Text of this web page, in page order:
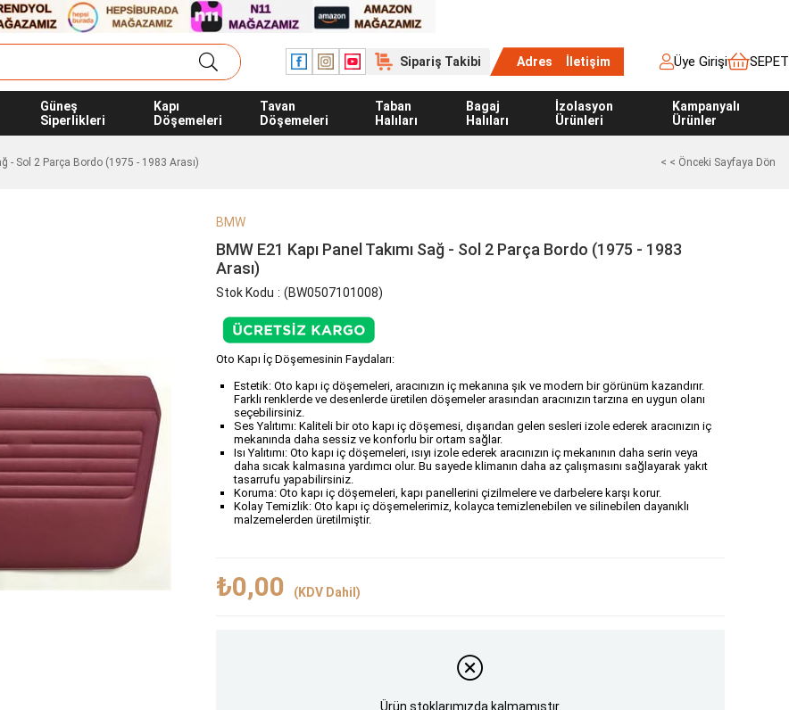
Sipariş Takibi Adres İletişim Üye Girişi SEPET
Güneş
Siperlikleri
Kapı
Döşemeleri
Tavan
Döşemeleri
Taban
Halıları
Bagaj
Halıları
İzolasyon
Ürünleri
Kampanyalı
Ürünler
- Sol 2 Parça Bordo (1975 - 1983 Arası) < < Önceki Sayfaya Dön
BMW
BMW E21 Kapı Panel Takımı Sağ - Sol 2 Parça Bordo (1975 - 1983
Arası)
Stok Kodu (BW0507101008)
Oto Kapı İç Döşemesinin Faydaları:
Estetik: Oto kapı iç döşemeleri, aracınızın iç mekanına şık ve modern bir görünüm kazandırır.
Farklı renklerde ve desenlerde üretilen döşemeler arasından aracınızın tarzına en uygun olanı
seçebilirsiniz.
Ses Yalıtımı: Kaliteli bir oto kapı iç döşemesi, dışarıdan gelen sesleri izole ederek aracınızın iç
mekanında daha sessiz ve konforlu bir ortam sağlar.
Isı Yalıtımı: Oto kapı iç döşemeleri, ısıyı izole ederek aracınızın iç mekanının daha serin veya
daha sıcak kalmasına yardımcı olur. Bu sayede klimanın daha az çalışmasını sağlayarak yakıt
tasarrufu yapabilirsiniz.
Koruma: Oto kapı iç döşemeleri, kapı panellerini çizilmelere ve darbelere karşı korur.
Kolay Temizlik: Oto kapı iç döşemelerimiz, kolayca temizlenebilen ve silinebilen dayanıklı
malzemelerden üretilmiştir.
₺0,00 (KDV Dahil)
Ürün stoklarımızda kalmamıştır.